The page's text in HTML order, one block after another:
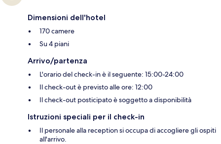
Dimensioni dell'hotel
170 camere
Su 4 piani
Arrivo/partenza
L'orario del check-in è il seguente: 15:00-24:00
Il check-out è previsto alle ore: 12:00
Il check-out posticipato è soggetto a disponibilità
Istruzioni speciali per il check-in
Il personale alla reception si occupa di accogliere gli ospiti
all'arrivo.